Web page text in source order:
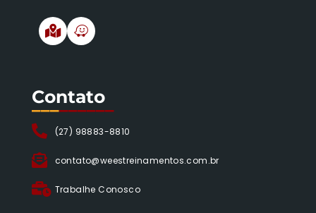
Contato
(27) 98883-8810
contato@weestreinamentos.com.br
Trabalhe Conosco
_________